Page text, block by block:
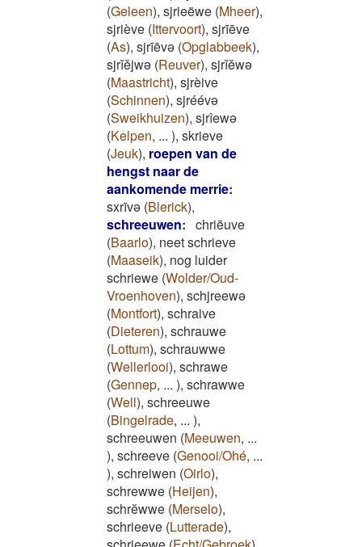
(Geleen), sjrieëwe (Mheer),
sjriève (Ittervoort), sjrīēve
(As), sjrīēvə (Opglabbeek),
sjrĭĕjwə (Reuver), sjrĭĕwə
(Maastricht), sjrèive
(Schinnen), sjréévə
(Sweikhuizen), sjrîewə
(Kelpen, ... ), skrieve
(Jeuk), roepen van de
hengst naar de
aankomende merrie:
sxrīvǝ (Blerick),
schreeuwen: chriēuve
(Baarlo), neet schrieve
(Maaseik), nog luider
schriewe (Wolder/Oud-
Vroenhoven), schjreewə
(Montfort), schraive
(Dieteren), schrauwe
(Lottum), schrauwwe
(Wellerlooi), schrawe
(Gennep, ... ), schrawwe
(Well), schreeuwe
(Bingelrade, ... ),
schreeuwen (Meeuwen, ...
), schreeve (Genooi/Ohé, ...
), schreiwen (Oirlo),
schrewwe (Heijen),
schrĕwwe (Merselo),
schrieeve (Lutterade),